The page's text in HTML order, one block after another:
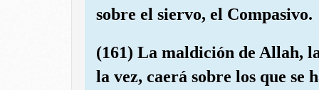
sobre el siervo, el Compasivo.
(161) La maldición de Allah,
la vez, caerá sobre los que se